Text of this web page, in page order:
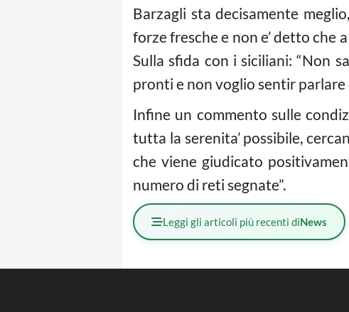
Barzagli sta decisamente
forze fresche e non e’ detto che
Sulla sfida con i siciliani: “Non
pronti e non voglio sentir parlare
Infine un commento sulle
tutta la serenita’ possibile,
che viene giudicato
numero di reti segnate”.
Leggi gli articoli più recenti diNews